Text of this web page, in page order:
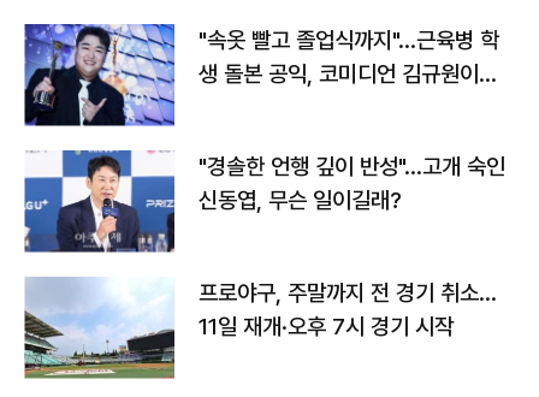
"속옷 빨고 졸업식까지"…근육병 학
생 돌본 공익, 코미디언 김규원이었
"경솔한 언행 깊이 반성"…고개 숙인
신동엽, 무슨 일이길래?
프로야구, 주말까지 전 경기 취소…
11일 재개·오후 7시 경기 시작